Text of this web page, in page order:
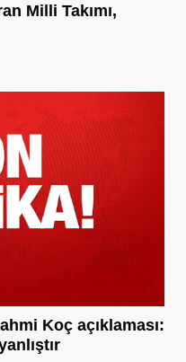
Milli Takımı,
Koç açıklaması: